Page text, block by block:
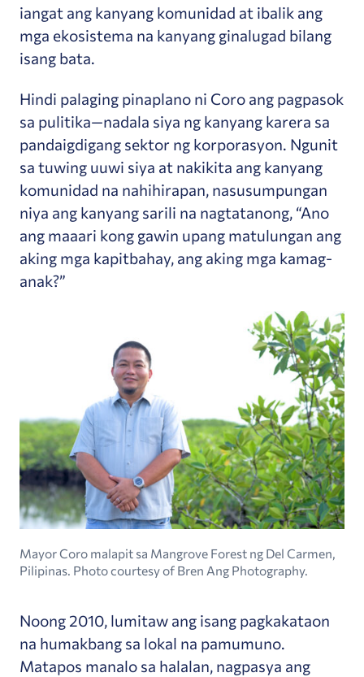
iangat ang kanyang komunidad at ibalik ang
mga ekosistema na kanyang ginalugad bilang
isang bata.
Hindi palaging pinaplano ni Coro ang pagpasok
sa pulitika—nadala siya ng kanyang karera sa
pandaigdigang sektor ng korporasyon. Ngunit
sa tuwing uuwi siya at nakikita ang kanyang
komunidad na nahihirapan, nasusumpungan
niya ang kanyang sarili na nagtatanong, “Ano
ang maaari kong gawin upang matulungan ang
aking mga kapitbahay, ang aking mga kamag-
anak?”
Mayor Coro malapit sa Mangrove Forest ng Del Carmen,
Pilipinas. Photo courtesy of Bren Ang Photography.
Noong 2010, lumitaw ang isang pagkakataon
na humakbang sa lokal na pamumuno.
Matapos manalo sa halalan, nagpasya ang